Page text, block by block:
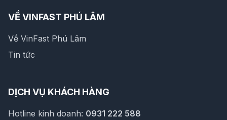
VỀ VINFAST PHÚ LÂM
Về VinFast Phú Lâm
Tin tức
DỊCH VỤ KHÁCH HÀNG
Hotline kinh doanh: 0931 222 588